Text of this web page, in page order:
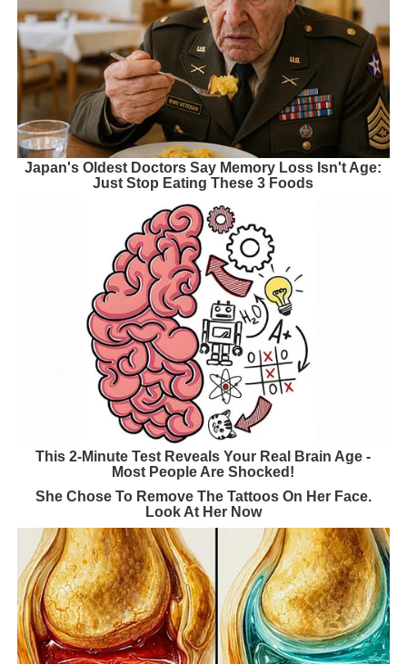
Japan's Oldest Doctors Say Memory Loss Isn't Age:
Just Stop Eating These 3 Foods
This 2-Minute Test Reveals Your Real Brain Age -
Most People Are Shocked!
She Chose To Remove The Tattoos On Her Face.
Look At Her Now